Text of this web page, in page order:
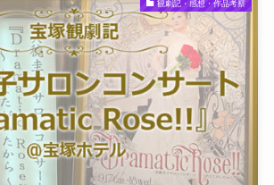
観劇記・感想・作品考察